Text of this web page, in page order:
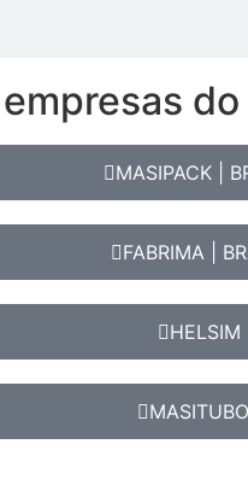
MASIPACK |
FABRIMA |
HELSIM